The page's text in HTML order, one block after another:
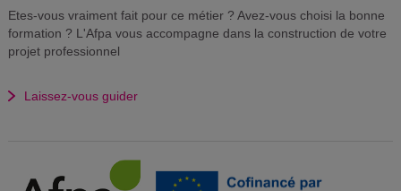
Etes-vous vraiment fait pour ce métier ? Avez-vous choisi la bonne
formation ? L'Afpa vous accompagne dans la construction de votre
projet professionnel
Laissez-vous guider